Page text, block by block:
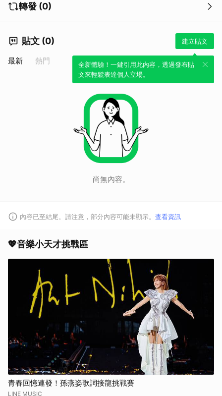
轉發 (0)
貼文 (0) 建立貼文
全新體驗！一鍵引用此內容，透過發布貼
文來輕鬆表達個人立場。
最新 熱門
尚無內容。
內容已至結尾。請注意，部分內容可能未顯示。 查看資訊
💖音樂小天才挑戰區
青春回憶連發！孫燕姿歌詞接龍挑戰賽
LINE MUSIC